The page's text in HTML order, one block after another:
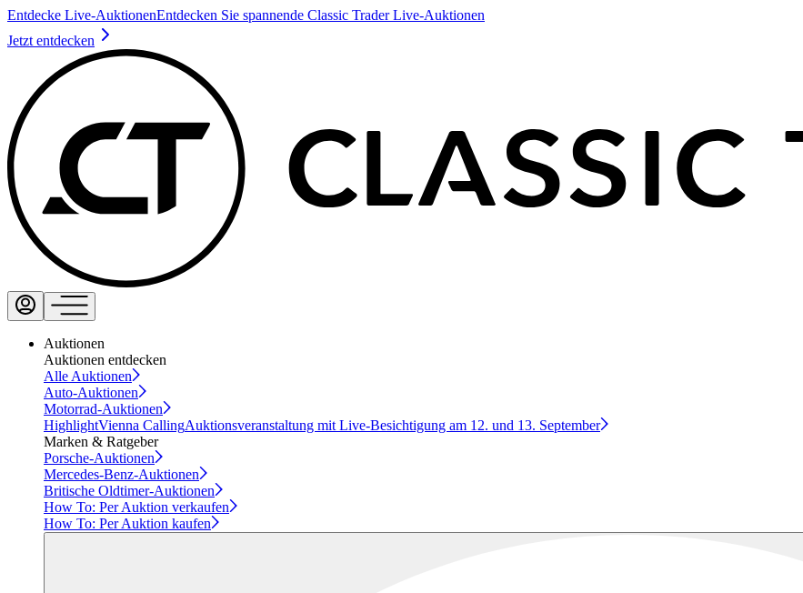
Entdecke Live-AuktionenEntdecken Sie spannende Classic Trader Live-Auktionen
Jetzt entdecken
Auktionen
Auktionen entdecken
Alle Auktionen
Auto-Auktionen
Motorrad-Auktionen
HighlightVienna CallingAuktionsveranstaltung mit Live-Besichtigung am 12. und 13. September
Marken & Ratgeber
Porsche-Auktionen
Mercedes-Benz-Auktionen
Britische Oldtimer-Auktionen
How To: Per Auktion verkaufen
How To: Per Auktion kaufen